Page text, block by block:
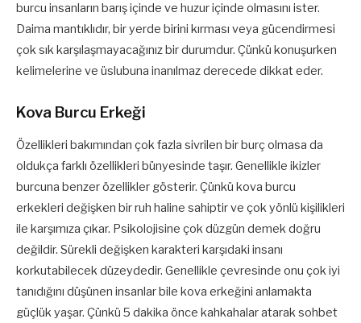
burcu insanların barış içinde ve huzur içinde olmasını ister.
Daima mantıklıdır, bir yerde birini kırması veya gücendirmesi
çok sık karşılaşmayacağınız bir durumdur. Çünkü konuşurken
kelimelerine ve üslubuna inanılmaz derecede dikkat eder.
Kova Burcu Erkeği
Özellikleri bakımından çok fazla sivrilen bir burç olmasa da
oldukça farklı özellikleri bünyesinde taşır. Genellikle ikizler
burcuna benzer özellikler gösterir. Çünkü kova burcu
erkekleri değişken bir ruh haline sahiptir ve çok yönlü kişilikleri
ile karşımıza çıkar. Psikolojisine çok düzgün demek doğru
değildir. Sürekli değişken karakteri karşıdaki insanı
korkutabilecek düzeydedir. Genellikle çevresinde onu çok iyi
tanıdığını düşünen insanlar bile kova erkeğini anlamakta
güçlük yaşar. Çünkü 5 dakika önce kahkahalar atarak sohbet